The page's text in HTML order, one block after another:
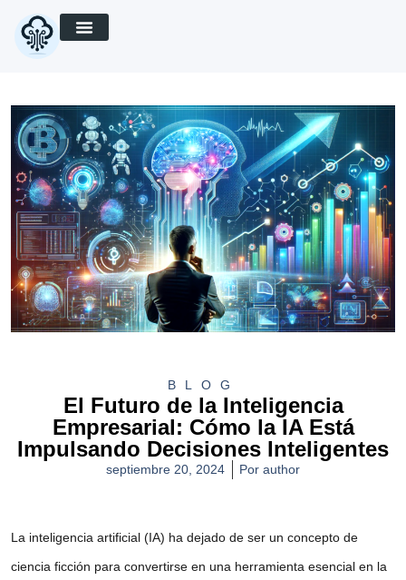
BLOG
El Futuro de la Inteligencia
Empresarial: Cómo la IA Está
Impulsando Decisiones Inteligentes
septiembre 20, 2024 Por author
La inteligencia artificial (IA) ha dejado de ser un concepto de
ciencia ficción para convertirse en una herramienta esencial en la